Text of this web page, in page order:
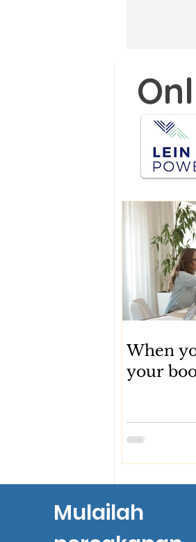
When
your
Mulailah